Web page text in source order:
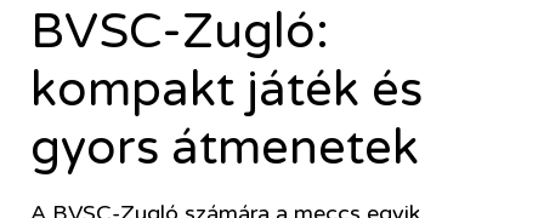
BVSC-Zugló:
kompakt játék és
gyors átmenetek
A BVSC-Zugló számára a meccs egyik